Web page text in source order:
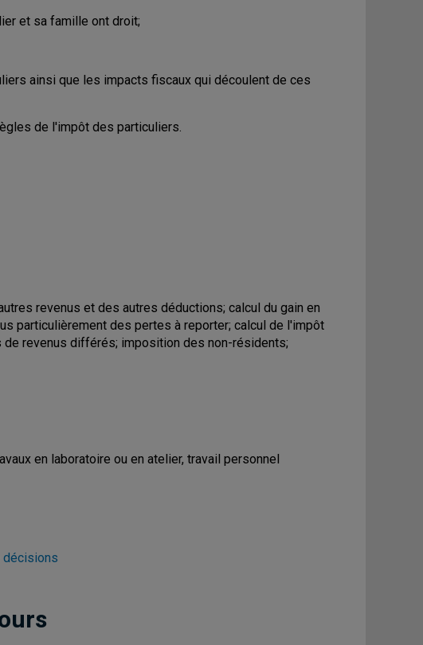
et sa famille ont droit;
ainsi que les impacts fiscaux qui découlent de ces
de l'impôt des particuliers.
revenus et des autres déductions; calcul du gain en
particulièrement des pertes à reporter; calcul de l'impôt
revenus différés; imposition des non-résidents;
en laboratoire ou en atelier, travail personnel
décisions